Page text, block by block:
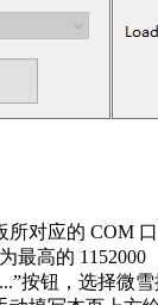
所对应的 COM 口
最高的 1152000
按钮，选择微雪